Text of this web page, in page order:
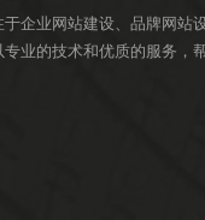
企业网站建设、品牌网站
专业的技术和优质的服务，